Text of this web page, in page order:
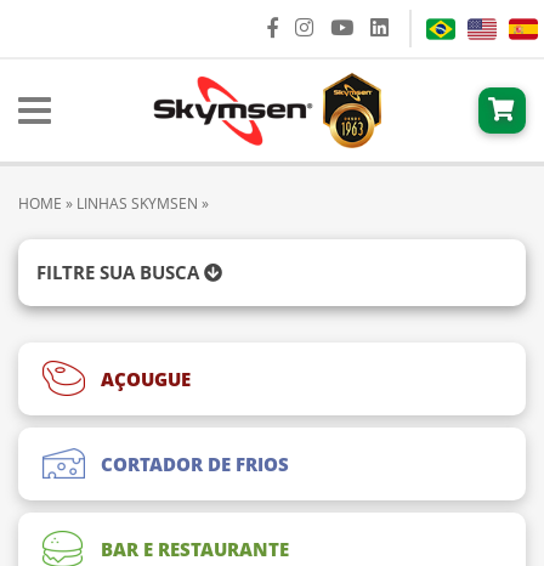
HOME » LINHAS SKYMSEN »
FILTRE SUA BUSCA
AÇOUGUE
CORTADOR DE FRIOS
BAR E RESTAURANTE